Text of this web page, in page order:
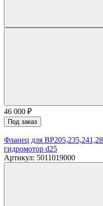
46 000 ₽
Под заказ
Фланец для
гидромотор d25
Артикул: 5011019000